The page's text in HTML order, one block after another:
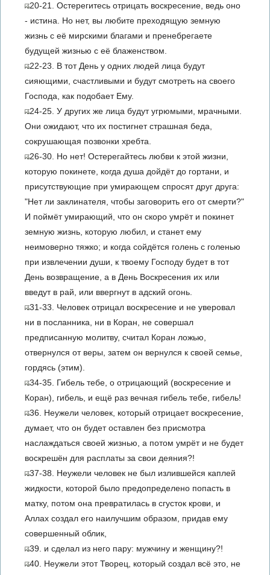
20-21. Остерегитесь отрицать воскресение, ведь оно
- истина. Но нет, вы любите преходящую земную
жизнь с её мирскими благами и пренебрегаете
будущей жизнью с её блаженством.
22-23. В тот День у одних людей лица будут
сияющими, счастливыми и будут смотреть на своего
Господа, как подобает Ему.
24-25. У других же лица будут угрюмыми, мрачными.
Они ожидают, что их постигнет страшная беда,
сокрушающая позвонки хребта.
26-30. Но нет! Остерегайтесь любви к этой жизни,
которую покинете, когда душа дойдёт до гортани, и
присутствующие при умирающем спросят друг друга:
"Нет ли заклинателя, чтобы заговорить его от смерти?"
И поймёт умирающий, что он скоро умрёт и покинет
земную жизнь, которую любил, и станет ему
неимоверно тяжко; и когда сойдётся голень с голенью
при извлечении души, к твоему Господу будет в тот
День возвращение, а в День Воскресения их или
введут в рай, или ввергнут в адский огонь.
31-33. Человек отрицал воскресение и не уверовал
ни в посланника, ни в Коран, не совершал
предписанную молитву, считал Коран ложью,
отвернулся от веры, затем он вернулся к своей семье,
гордясь (этим).
34-35. Гибель тебе, о отрицающий (воскресение и
Коран), гибель, и ещё раз вечная гибель тебе, гибель!
36. Неужели человек, который отрицает воскресение,
думает, что он будет оставлен без присмотра
наслаждаться своей жизнью, а потом умрёт и не будет
воскрешён для расплаты за свои деяния?!
37-38. Неужели человек не был излившейся каплей
жидкости, которой было предопределено попасть в
матку, потом она превратилась в сгусток крови, и
Аллах создал его наилучшим образом, придав ему
совершенный облик,
39. и сделал из него пару: мужчину и женщину?!
40. Неужели этот Творец, который создал всё это, не